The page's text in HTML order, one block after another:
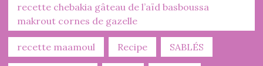
recette chebakia gâteau de l’aïd basboussa
makrout cornes de gazelle
recette maamoul Recipe SABLÉS